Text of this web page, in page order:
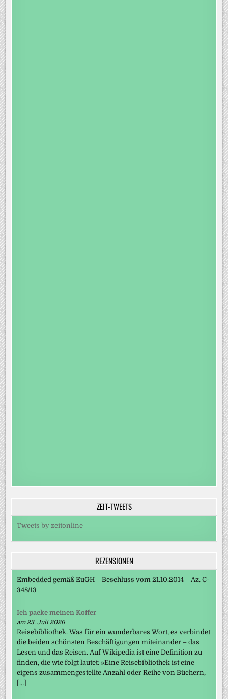
ZEIT-TWEETS
Tweets by zeitonline
REZENSIONEN
Embedded gemäß EuGH – Beschluss vom 21.10.2014 – Az. C-
348/13
Ich packe meinen Koffer
am 23. Juli 2026
Reisebibliothek. Was für ein wunderbares Wort, es verbindet
die beiden schönsten Beschäftigungen miteinander – das
Lesen und das Reisen. Auf Wikipedia ist eine Definition zu
finden, die wie folgt lautet: »Eine Reisebibliothek ist eine
eigens zusammengestellte Anzahl oder Reihe von Büchern,
[…]